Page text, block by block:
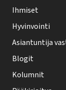
e
h
t
i
f
o
Ihmiset
Hyvinvointi
Asiantuntija
Blogit
Kolumnit